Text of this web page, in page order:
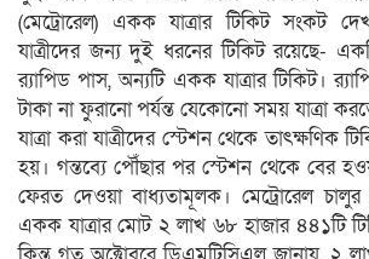
(মেট্রোরেল) একক যাত্রার টিকিট সংকট
যাত্রীদের জন্য দুই ধরনের টিকিট রয়েছে-
র‍্যাপিড পাস, অন্যটি একক যাত্রার টিকিট।
টাকা না ফুরানো পর্যন্ত যেকোনো সময় যাত্রা
যাত্রা করা যাত্রীদের স্টেশন থেকে তাৎক্ষণিক
হয়। গন্তব্যে পৌঁছার পর স্টেশন থেকে বের
ফেরত দেওয়া বাধ্যতামূলক। মেট্রোরেল
একক যাত্রার মোট ২ লাখ ৬৮ হাজার ৪৪১টি